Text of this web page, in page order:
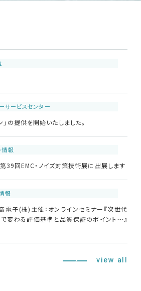
製品・試験システム
ューションセンター
修理・校正
お問い合わせ
サポートデスク
会社概要
サービスセンター
」の提供を開始いたしました。
情報
39回EMC・ノイズ対策技術展に出展します
報
電子(株)主催：オンラインセミナー『次世代
変わる評価基準と品質保証のポイント～』
view all